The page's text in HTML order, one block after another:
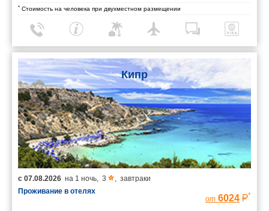
* Стоимость на человека при двухместном размещении
Кипр
с 07.08.2026 на 1 ночь 3
завтраки
Проживание в отелях
от 6024 *